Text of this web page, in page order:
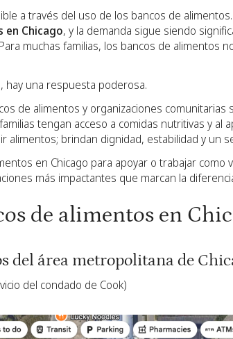
a través del uso de los bancos de
en Chicago, y la demanda sigue siendo
muchas familias, los bancos de alimentos
hay una respuesta poderosa.
de alimentos y organizaciones comunitarias
tengan acceso a comidas nutritivas y al
alimentos; brindan dignidad, estabilidad y un
en Chicago para apoyar o trabajar como
más impactantes que marcan la
de alimentos en
del área metropolitana de
del condado de Cook)